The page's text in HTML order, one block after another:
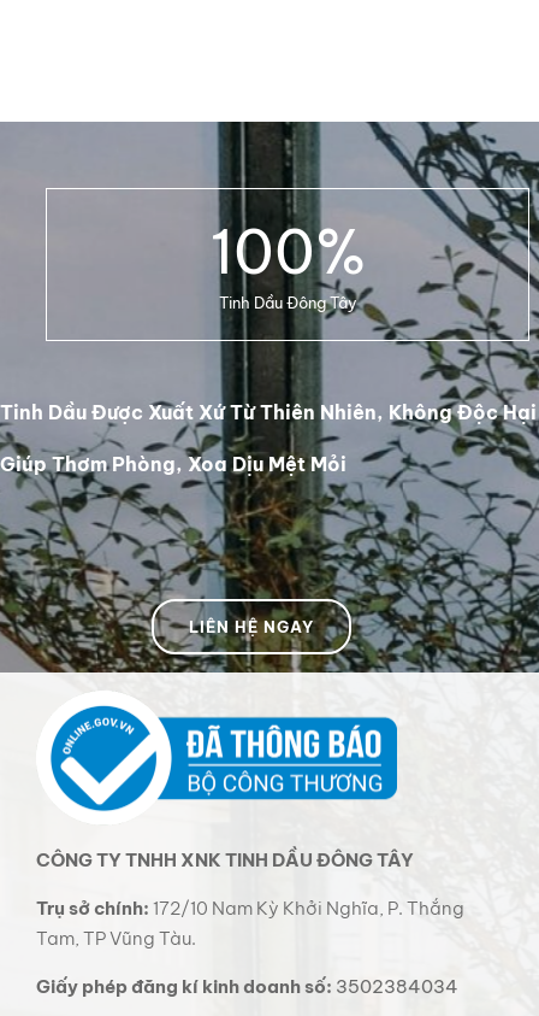
100%
Tinh Dầu Đông Tây
Tinh Dầu Được Xuất Xứ Từ Thiên Nhiên, Không Độc Hại
Giúp Thơm Phòng, Xoa Dịu Mệt Mỏi
LIÊN HỆ NGAY
CÔNG TY TNHH XNK TINH DẦU ĐÔNG TÂY
Trụ sở chính: 172/10 Nam Kỳ Khởi Nghĩa, P. Thắng
Tam, TP Vũng Tàu.
Giấy phép đăng kí kinh doanh số: 3502384034